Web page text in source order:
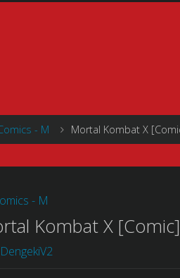
- M Mortal Kombat X
- M
Kombat X
DengekiV2